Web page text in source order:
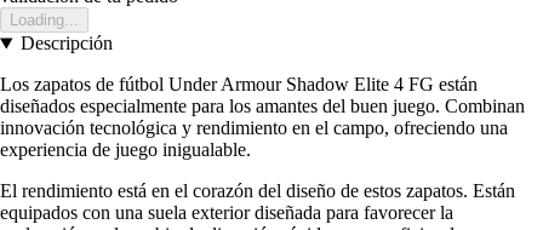
Loading...
Descripción
Los zapatos de fútbol Under Armour Shadow Elite 4 FG están
diseñados especialmente para los amantes del buen juego. Combinan
innovación tecnológica y rendimiento en el campo, ofreciendo una
experiencia de juego inigualable.
El rendimiento está en el corazón del diseño de estos zapatos. Están
equipados con una suela exterior diseñada para favorecer la